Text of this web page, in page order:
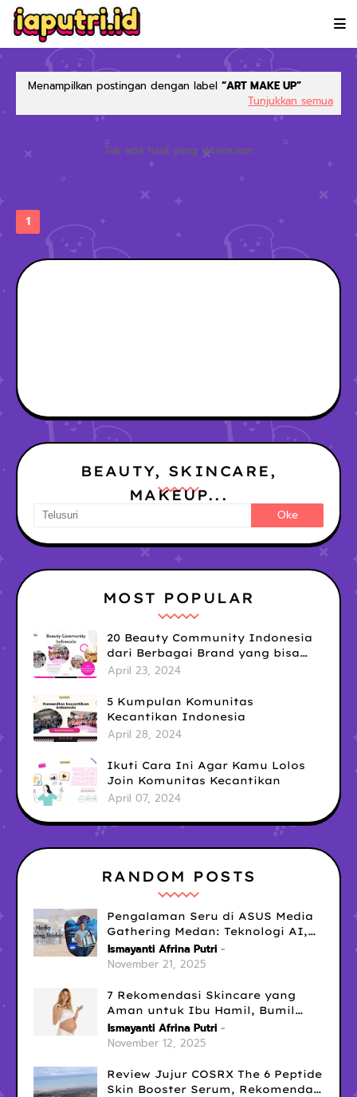
Menampilkan postingan dengan label ART MAKE UP
Tunjukkan semua
Tak ada hasil yang ditemukan
1
BEAUTY, SKINCARE,
MAKEUP...
MOST POPULAR
20 Beauty Community Indonesia
dari Berbagai Brand yang bisa
kamu Ikuti untuk Tingkatkan Skill
April 23, 2024
5 Kumpulan Komunitas
Kecantikan Indonesia
April 28, 2024
Ikuti Cara Ini Agar Kamu Lolos
Join Komunitas Kecantikan
April 07, 2024
RANDOM POSTS
Pengalaman Seru di ASUS Media
Gathering Medan: Teknologi AI,
Laptop Gaming No.1
Ismayanti Afrina Putri
November 21, 2025
7 Rekomendasi Skincare yang
Aman untuk Ibu Hamil, Bumil
Tetap Glowing Tanpa Cemas!
Ismayanti Afrina Putri
November 12, 2025
Review Jujur COSRX The 6 Peptide
Skin Booster Serum, Rekomendasi